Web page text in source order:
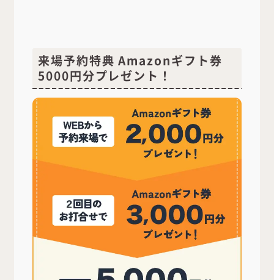
来場予約特典 Amazonギフト券
5000円分プレゼント！